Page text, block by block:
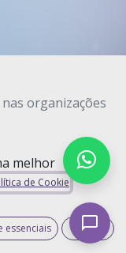
organizações
cérebro a
naturalmente
sejam levados
capazes
melhor
de Cookie
essenciais Aceito